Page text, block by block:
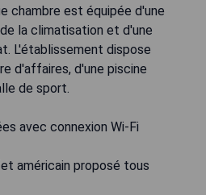
chambre est équipée d'une
la climatisation et d'une
L'établissement dispose
d'affaires, d'une piscine
de sport.
avec connexion Wi-Fi
américain proposé tous